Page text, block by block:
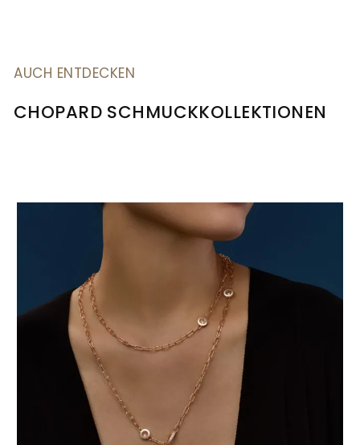
AUCH ENTDECKEN
CHOPARD SCHMUCKKOLLEKTIONEN